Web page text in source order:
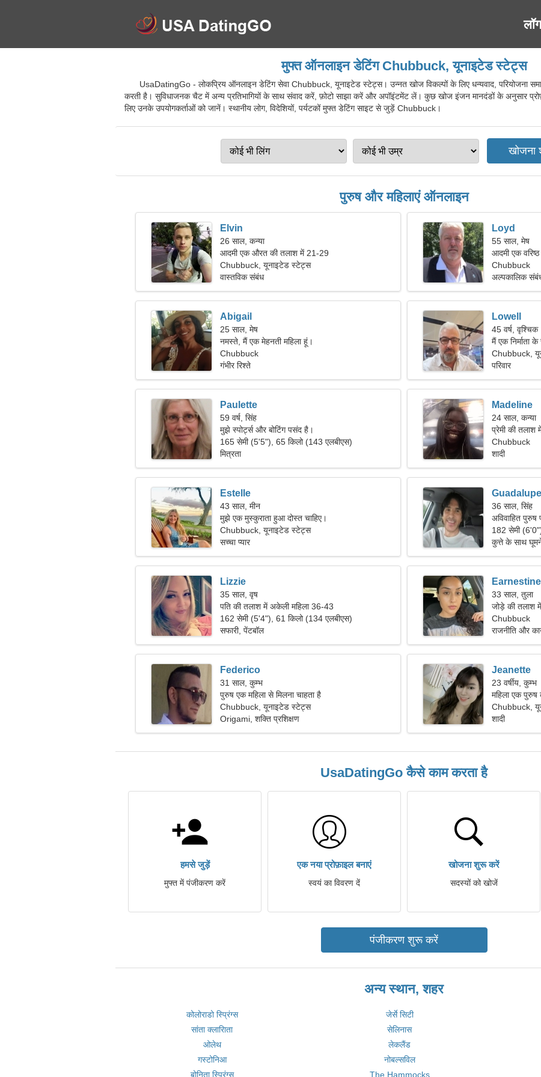
मुफ्त ऑनलाइन डेटिंग Chubbuck, यूनाइटेड स्टेट्स
UsaDatingGo - लोकप्रिय ऑनलाइन डेटिंग सेवा Chubbuck, यूनाइटेड स्टेट्स। उन्नत खोज विकल्पों के लिए धन्यवाद, परियोजना
करती है। सुविधाजनक चैट में अन्य प्रतिभागियों के साथ संवाद करें, फ़ोटो साझा करें और अपॉइंटमेंट लें। कुछ खोज इंजन मानदंडों के अनुसार
लिए उनके उपयोगकर्ताओं को जानें। स्थानीय लोग, विदेशियों, पर्यटकों मुफ्त डेटिंग साइट से जुड़ें Chubbuck।
पुरुष और महिलाएं ऑनलाइन
Elvin
26 साल, कन्या
आदमी एक औरत की तलाश में 21-29
Chubbuck, यूनाइटेड स्टेट्स
वास्तविक संबंध
Loyd
55 साल, मेष
आदमी एक
Chubbuck
अल्पकालिक
Abigail
25 साल, मेष
नमस्ते, मैं एक मेहनती महिला हूं।
Chubbuck
गंभीर रिश्ते
Lowell
45 वर्ष, वृश्चिक
मैं एक निर्माता
Chubbuck,
परिवार
Paulette
59 वर्ष, सिंह
मुझे स्पोर्ट्स और बोटिंग पसंद है।
165 सेमी (5'5"), 65 किलो (143 एलबीएस)
मित्रता
Madeline
24 साल, कन्या
प्रेमी की
Chubbuck
शादी
Estelle
43 साल, मीन
मुझे एक मुस्कुराता हुआ दोस्त चाहिए।
Chubbuck, यूनाइटेड स्टेट्स
सच्चा प्यार
Guadalupe
36 साल, सिंह
अविवाहित
182 सेमी
कुत्ते के साथ घूमने
Lizzie
35 साल, वृष
पति की तलाश में अकेली महिला 36-43
162 सेमी (5'4"), 61 किलो (134 एलबीएस)
सफारी, पेंटबॉल
Earnestine
33 साल, तुला
जोड़े की तलाश
Chubbuck
राजनीति और
Federico
31 साल, कुम्भ
पुरुष एक महिला से मिलना चाहता है
Chubbuck, यूनाइटेड स्टेट्स
Origami, शक्ति प्रशिक्षण
Jeanette
23 वर्षीय, कुम्भ
महिला एक पुरुष
Chubbuck,
शादी
UsaDatingGo कैसे काम करता है
हमसे जुड़ें
मुफ्त में पंजीकरण करें
एक नया प्रोफ़ाइल बनाएं
स्वयं का विवरण दें
खोजना शुरू करें
सदस्यों को खोजें
पंजीकरण शुरू करें
अन्य स्थान, शहर
कोलोराडो स्प्रिंग्स जेर्से सिटी
सांता क्लारािता
सेलिनास
ओलेथ
लेकलैंड
गस्टोनिआ
नोबल्सविल
बोनिता स्प्रिंग्स
The Hammocks